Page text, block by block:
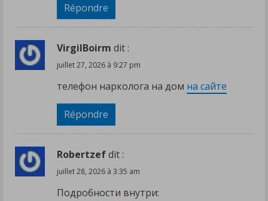
Répondre
VirgilBoirm dit :
juillet 27, 2026 à 9:27 pm
телефон нарколога на дом на сайте
Répondre
Robertzefdit :
juillet 28, 2026 à 3:35 am
Подробности внутри: